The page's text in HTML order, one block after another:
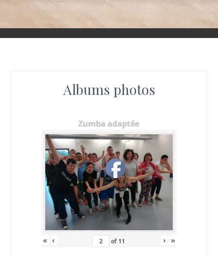
Albums photos
Zumba adaptée
« ‹ of 11 › »